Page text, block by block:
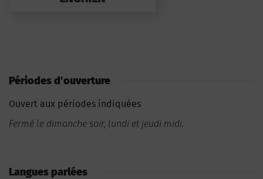
Périodes d'ouverture
Ouvert aux périodes indiquées
Fermé le dimanche soir, lundi et jeudi midi.
Langues parlées